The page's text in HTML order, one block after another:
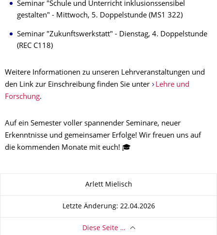
Seminar "Schule und Unterricht inklusionssensibel
gestalten" - Mittwoch, 5. Doppelstunde (MS1 322)
Seminar "Zukunftswerkstatt" - Dienstag, 4. Doppelstunde
(REC C118)
Weitere Informationen zu unseren Lehrveranstaltungen und
den Link zur Einschreibung finden Sie unter
Lehre und
Forschung.
Auf ein Semester voller spannender Seminare, neuer
Erkenntnisse und gemeinsamer Erfolge! Wir freuen uns auf
die kommenden Monate mit euch! 🎓
Arlett Mielisch
Letzte Änderung: 22.04.2026
Diese Seite …